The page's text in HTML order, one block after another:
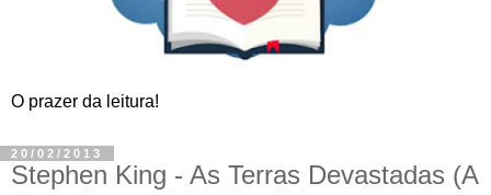
O prazer da leitura!
20/02/2013
Stephen King - As Terras Devastadas (A